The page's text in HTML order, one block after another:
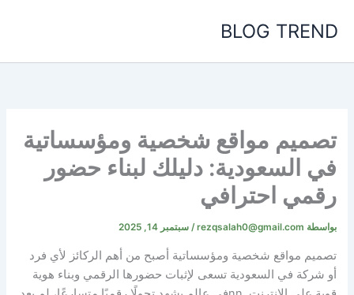
BLOG TREND
تصميم مواقع شخصية ومؤسساتية
في السعودية: دليلك لبناء حضور
رقمي احترافي
بواسطة rezqsalah0@gmail.com
/سبتمبر 14, 2025
تصميم مواقع شخصية ومؤسساتية أصبح من أهم الركائز لأي فرد
أو شركة في السعودية تسعى لإثبات حضورها الرقمي وبناء هوية